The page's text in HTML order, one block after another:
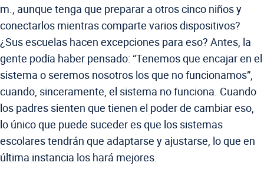
m., aunque tenga que preparar a otros cinco niños y
conectarlos mientras comparte varios dispositivos?
¿Sus escuelas hacen excepciones para eso? Antes, la
gente podía haber pensado: “Tenemos que encajar en el
sistema o seremos nosotros los que no funcionamos”,
cuando, sinceramente, el sistema no funciona. Cuando
los padres sienten que tienen el poder de cambiar eso,
lo único que puede suceder es que los sistemas
escolares tendrán que adaptarse y ajustarse, lo que en
última instancia los hará mejores.